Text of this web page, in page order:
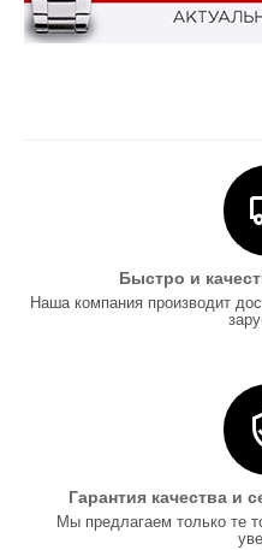
Быстро и
Наша компания производит
Гарантия качества и
Мы предлагаем только те